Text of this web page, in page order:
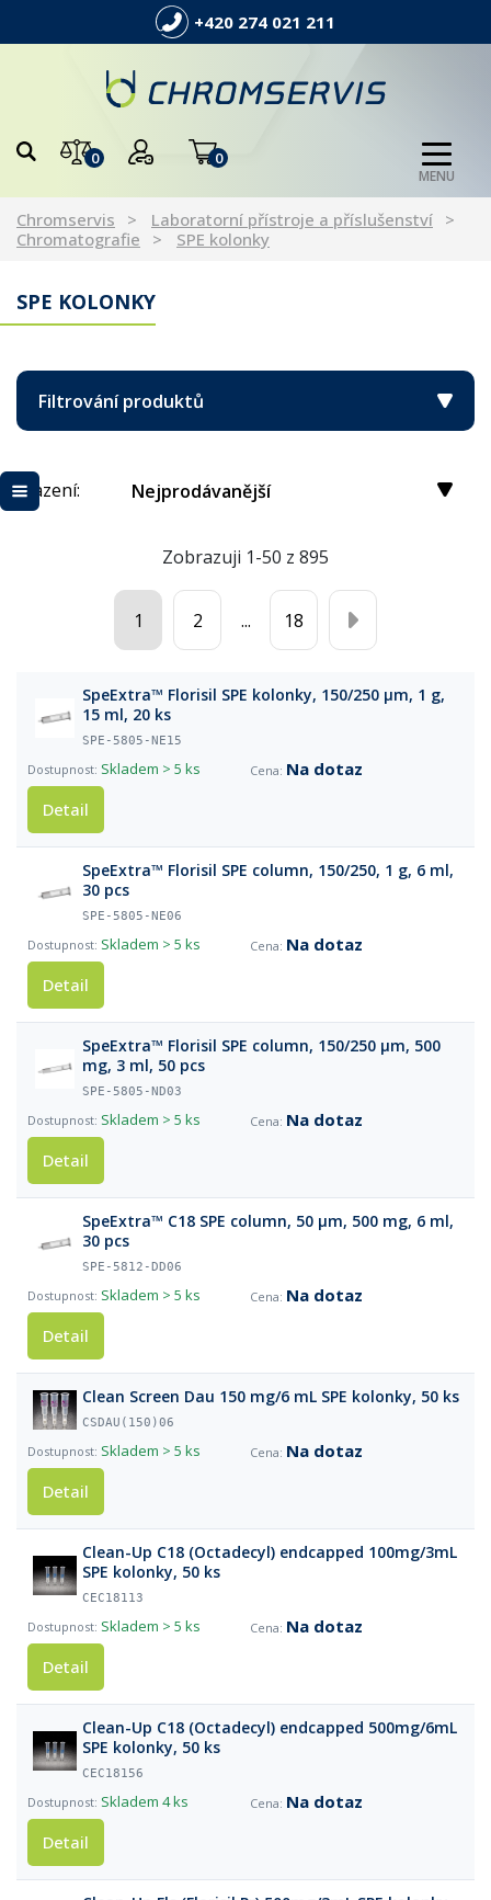
+420 274 021 211
0 0
MENU
Chromservis
Laboratorní přístroje a příslušenství
Chromatografie
SPE kolonky
SPE KOLONKY
Filtrování produktů
Řazení: Nejprodávanější
Zobrazuji 1-50 z 895
1 2 ... 18
SpeExtra™ Florisil SPE kolonky, 150/250 µm, 1 g,
15 ml, 20 ks
SPE-5805-NE15
Skladem > 5 ks
Na dotaz
Detail
SpeExtra™ Florisil SPE column, 150/250, 1 g, 6 ml,
30 pcs
SPE-5805-NE06
Skladem > 5 ks
Na dotaz
Detail
SpeExtra™ Florisil SPE column, 150/250 µm, 500
mg, 3 ml, 50 pcs
SPE-5805-ND03
Skladem > 5 ks
Na dotaz
Detail
SpeExtra™ C18 SPE column, 50 µm, 500 mg, 6 ml,
30 pcs
SPE-5812-DD06
Skladem > 5 ks
Na dotaz
Detail
Clean Screen Dau 150 mg/6 mL SPE kolonky, 50 ks
CSDAU(150)06
Skladem > 5 ks
Na dotaz
Detail
Clean-Up C18 (Octadecyl) endcapped 100mg/3mL
SPE kolonky, 50 ks
CEC18113
Skladem > 5 ks
Na dotaz
Detail
Clean-Up C18 (Octadecyl) endcapped 500mg/6mL
SPE kolonky, 50 ks
CEC18156
Skladem 4 ks
Na dotaz
Detail